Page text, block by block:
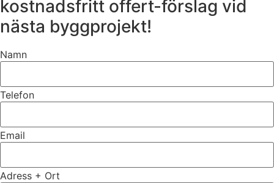
kostnadsfritt offert-förslag vid
nästa byggprojekt!
Namn
Telefon
Email
Adress + Ort